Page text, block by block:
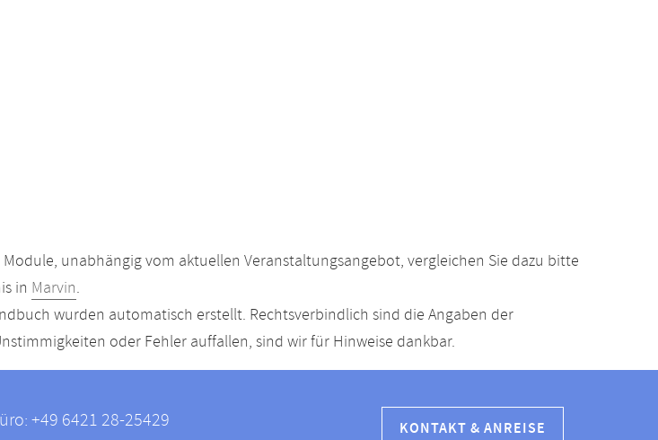
unabhängig vom aktuellen Veranstaltungsangebot, vergleichen Sie dazu bitte
in Marvin.
wurden automatisch erstellt. Rechtsverbindlich sind die Angaben der
oder Fehler auffallen, sind wir für Hinweise dankbar.
+49 6421 28-25429
KONTAKT & ANREISE